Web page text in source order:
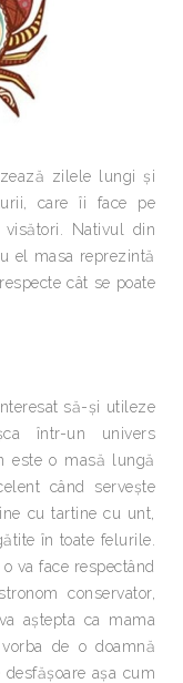
zilele lungi şi
care îi face pe
Nativul din
el masa reprezintă
cât se poate
să-şi utileze
într-un univers
este o masă lungă
când serveşte
cu tartine cu unt,
în toate felurile.
va face respectând
conservator,
aştepta ca mama
de o doamnă
desfăşoare aşa cum